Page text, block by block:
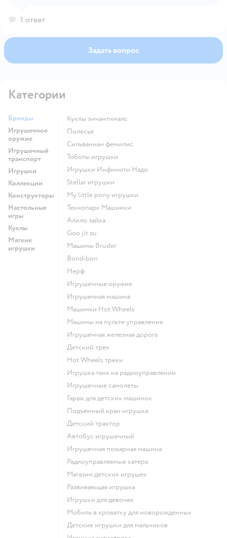
1 ответ
Задать вопрос
Категории
Бренды
Игрушечное
оружие
Игрушечный
транспорт
Игрушки
Коллекции
Конструкторы
Настольные
игры
Куклы
Мягкие
игрушки
Куклы энчантималс
Полесье
Сильваниан фемилис
Тоботы игрушки
Игрушки Инфинити Надо
Stellar игрушки
my little pony игрушки
Технопарк Машинки
Алило зайка
Goo jit zu
Машины Bruder
Bondibon
Нерф
Игрушечные оружия
Игрушечная машина
Машинки Hot Wheels
Машины на пульте управления
Игрушечная железная дорога
Детский трек
Hot Wheels треки
Игрушка танк на радиоуправлении
Игрушечные самолеты
Гараж для детских машинок
Подъемный кран игрушка
Детский трактор
Автобус игрушечный
Игрушечная пожарная машина
Радиоуправляемые катера
Магазин детских игрушек
Развивающая игрушка
Игрушки для девочек
Мобиль в кроватку для новорожденных
Детские игрушки для мальчиков